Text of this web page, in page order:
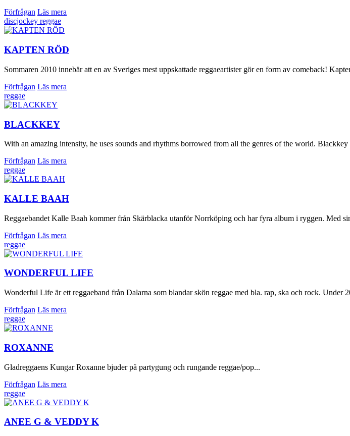
Förfrågan Läs mera
discjockey reggae
KAPTEN RÖD
Sommaren 2010 innebär att en av Sveriges mest uppskattade reggaeartister gör en form av comeback!
Förfrågan Läs mera
reggae
BLACKKEY
With an amazing intensity, he uses sounds and rhythms borrowed from all the genres of the world.
Förfrågan Läs mera
reggae
KALLE BAAH
Reggaebandet Kalle Baah kommer från Skärblacka utanför Norrköping och har fyra album i ryggen. Med
Förfrågan Läs mera
reggae
WONDERFUL LIFE
Wonderful Life är ett reggaeband från Dalarna som blandar skön reggae med bla. rap, ska och rock.
Förfrågan Läs mera
reggae
ROXANNE
Gladreggaens Kungar Roxanne bjuder på partygung och rungande reggae/pop...
Förfrågan Läs mera
reggae
ANEE G & VEDDY K